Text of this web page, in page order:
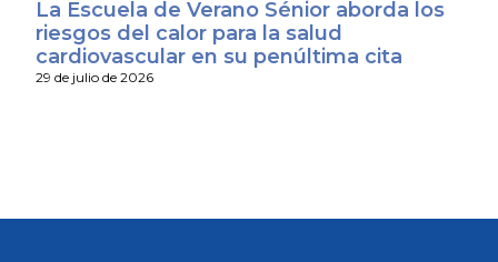
La Escuela de Verano Sénior aborda los
riesgos del calor para la salud
cardiovascular en su penúltima cita
29 de julio de 2026